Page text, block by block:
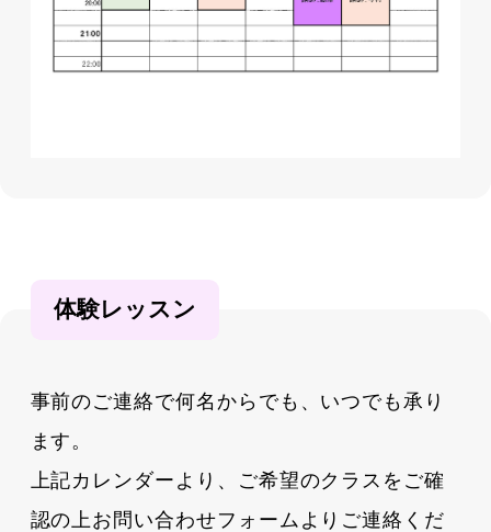
体験レッスン
事前のご連絡で何名からでも、いつでも承り
ます。
上記カレンダーより、ご希望のクラスをご確
認の上お問い合わせフォームよりご連絡くだ